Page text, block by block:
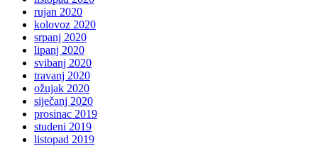
rujan 2020
kolovoz 2020
srpanj 2020
lipanj 2020
svibanj 2020
travanj 2020
ožujak 2020
siječanj 2020
prosinac 2019
studeni 2019
listopad 2019